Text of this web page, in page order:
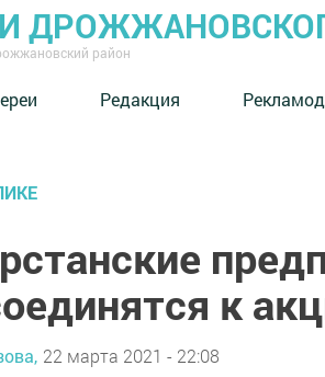
район
Редакция
к
22 марта 2021 - 22:08